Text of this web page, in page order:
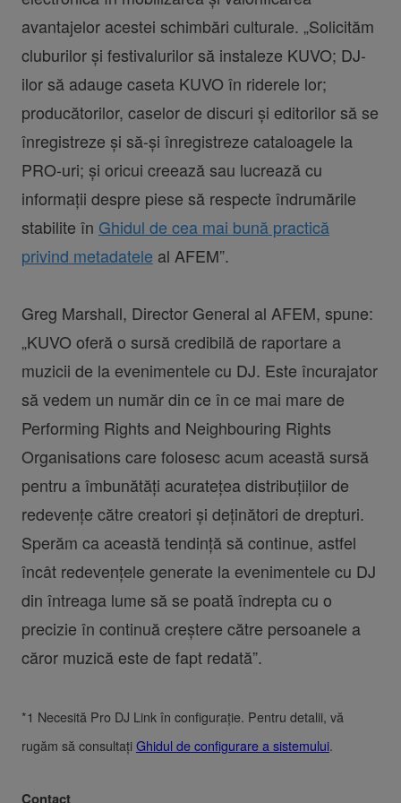
avantajelor acestei schimbări culturale. „Solicităm
cluburilor și festivalurilor să instaleze KUVO; DJ-
ilor să adauge caseta KUVO în riderele lor;
producătorilor, caselor de discuri și editorilor să se
înregistreze și să-și înregistreze cataloagele la
PRO-uri; și oricui creează sau lucrează cu
informații despre piese să respecte îndrumările
stabilite în Ghidul de cea mai bună practică
privind metadatele al AFEM”.
Greg Marshall, Director General al AFEM, spune:
„KUVO oferă o sursă credibilă de raportare a
muzicii de la evenimentele cu DJ. Este încurajator
să vedem un număr din ce în ce mai mare de
Performing Rights and Neighbouring Rights
Organisations care folosesc acum această sursă
pentru a îmbunătăți acuratețea distribuțiilor de
redevențe către creatori și deținători de drepturi.
Sperăm ca această tendință să continue, astfel
încât redevențele generate la evenimentele cu DJ
din întreaga lume să se poată îndrepta cu o
precizie în continuă creștere către persoanele a
căror muzică este de fapt redată”.
*1 Necesită Pro DJ Link în configurație. Pentru detalii, vă
rugăm să consultați Ghidul de configurare a sistemului.
Contact